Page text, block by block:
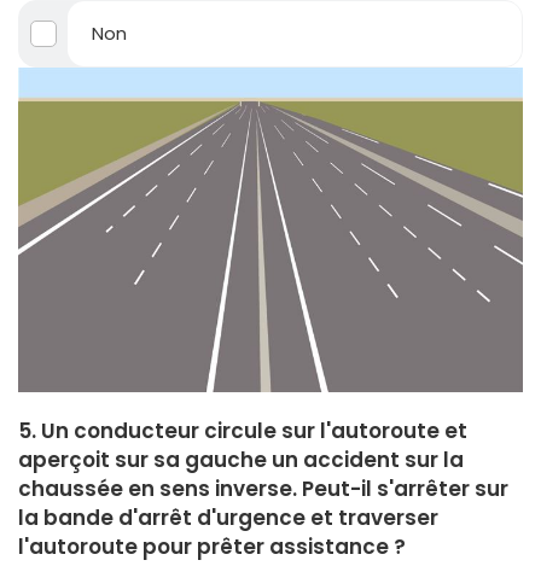
Non
5. Un conducteur circule sur l'autoroute et
aperçoit sur sa gauche un accident sur la
chaussée en sens inverse. Peut-il s'arrêter sur
la bande d'arrêt d'urgence et traverser
l'autoroute pour prêter assistance ?